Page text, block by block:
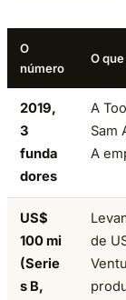
O
número
O
2019,
3
funda
dores
A
Sam
A
US$
100 mi
(Serie
s B,
de